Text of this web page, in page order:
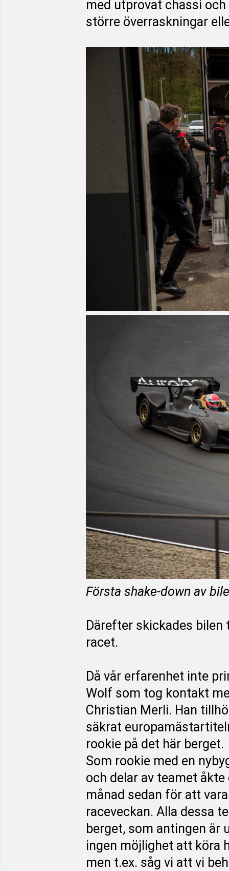
med utprovat chassi
större överraskningar
Första shake-down av
Därefter skickades
racet.
Då vår erfarenhet inte
Wolf som tog kontakt
Christian Merli. Han
säkrat
rookie på det här berget.
Som rookie med en
och delar av teamet
månad sedan för att
raceveckan. Alla dessa
berget, som antingen är
ingen möjlighet att köra
men t.ex. såg vi att vi